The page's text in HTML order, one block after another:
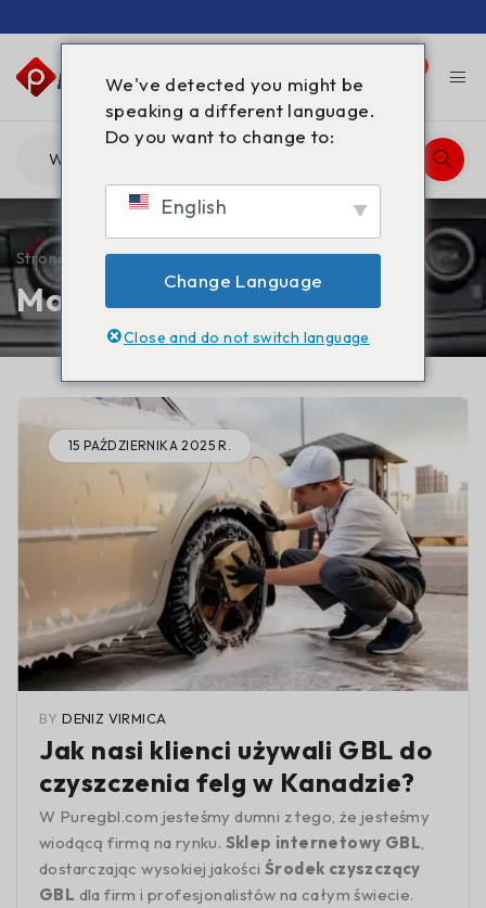
Month: październik 2025
Strona główna / 2025 / październik
15 PAŹDZIERNIKA 2025 R.
BY DENIZ VIRMICA
Jak nasi klienci używali GBL do
czyszczenia felg w Kanadzie?
W Puregbl.com jesteśmy dumni z tego, że jesteśmy
wiodącą firmą na rynku. Sklep internetowy GBL
dostarczając wysokiej jakości Środek czyszczący
GBL dla firm i profesjonalistów na całym świecie.
We've detected you might be
speaking a different language.
Do you want to change to:
English
Change Language
Close and do not switch language